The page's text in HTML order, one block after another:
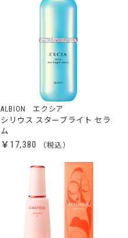
ALBION エクシア
シリウス スターブライト セラ
ム
￥17,380